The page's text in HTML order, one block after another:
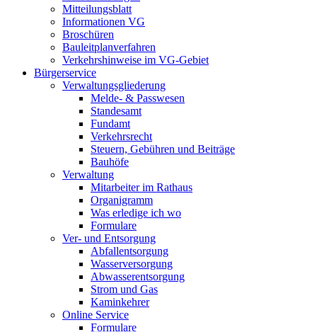
Mitteilungsblatt
Informationen VG
Broschüren
Bauleitplanverfahren
Verkehrshinweise im VG-Gebiet
Bürgerservice
Verwaltungsgliederung
Melde- & Passwesen
Standesamt
Fundamt
Verkehrsrecht
Steuern, Gebühren und Beiträge
Bauhöfe
Verwaltung
Mitarbeiter im Rathaus
Organigramm
Was erledige ich wo
Formulare
Ver- und Entsorgung
Abfallentsorgung
Wasserversorgung
Abwasserentsorgung
Strom und Gas
Kaminkehrer
Online Service
Formulare